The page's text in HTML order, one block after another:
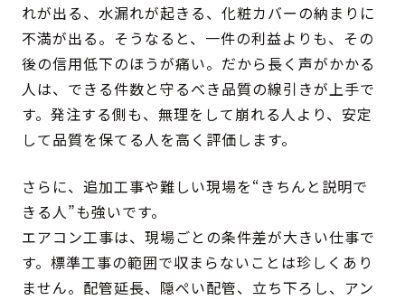
れが出る、水漏れが起きる、化粧カバーの納まりに
不満が出る。そうなると、一件の利益よりも、その
後の信用低下のほうが痛い。だから長く声がかかる
人は、できる件数と守るべき品質の線引きが上手で
す。発注する側も、無理をして崩れる人より、安定
して品質を保てる人を高く評価します。
さらに、追加工事や難しい現場を“きちんと説明で
きる人”も強いです。
エアコン工事は、現場ごとの条件差が大きい仕事で
す。標準工事の範囲で収まらないことは珍しくあり
ません。配管延長、隠ぺい配管、立ち下ろし、アン